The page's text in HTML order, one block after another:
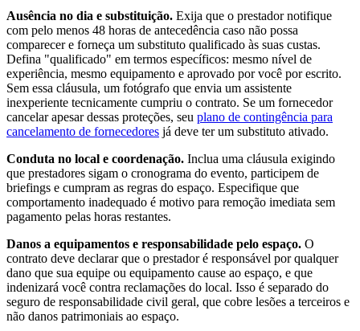
Ausência no dia e substituição. Exija que o prestador notifique
com pelo menos 48 horas de antecedência caso não possa
comparecer e forneça um substituto qualificado às suas custas.
Defina "qualificado" em termos específicos: mesmo nível de
experiência, mesmo equipamento e aprovado por você por escrito.
Sem essa cláusula, um fotógrafo que envia um assistente
inexperiente tecnicamente cumpriu o contrato. Se um fornecedor
cancelar apesar dessas proteções, seu plano de contingência para
cancelamento de fornecedores já deve ter um substituto ativado.
Conduta no local e coordenação. Inclua uma cláusula exigindo
que prestadores sigam o cronograma do evento, participem de
briefings e cumpram as regras do espaço. Especifique que
comportamento inadequado é motivo para remoção imediata sem
pagamento pelas horas restantes.
Danos a equipamentos e responsabilidade pelo espaço. O
contrato deve declarar que o prestador é responsável por qualquer
dano que sua equipe ou equipamento cause ao espaço, e que
indenizará você contra reclamações do local. Isso é separado do
seguro de responsabilidade civil geral, que cobre lesões a terceiros e
não danos patrimoniais ao espaço.